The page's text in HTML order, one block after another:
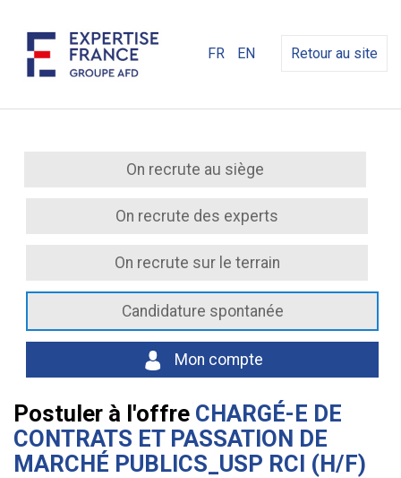
FR EN Retour au site
On recrute au siège
On recrute des experts
On recrute sur le terrain
Candidature spontanée
Mon compte
Postuler à l'offre CHARGÉ-E DE
CONTRATS ET PASSATION DE
MARCHÉ PUBLICS_USP RCI (H/F)